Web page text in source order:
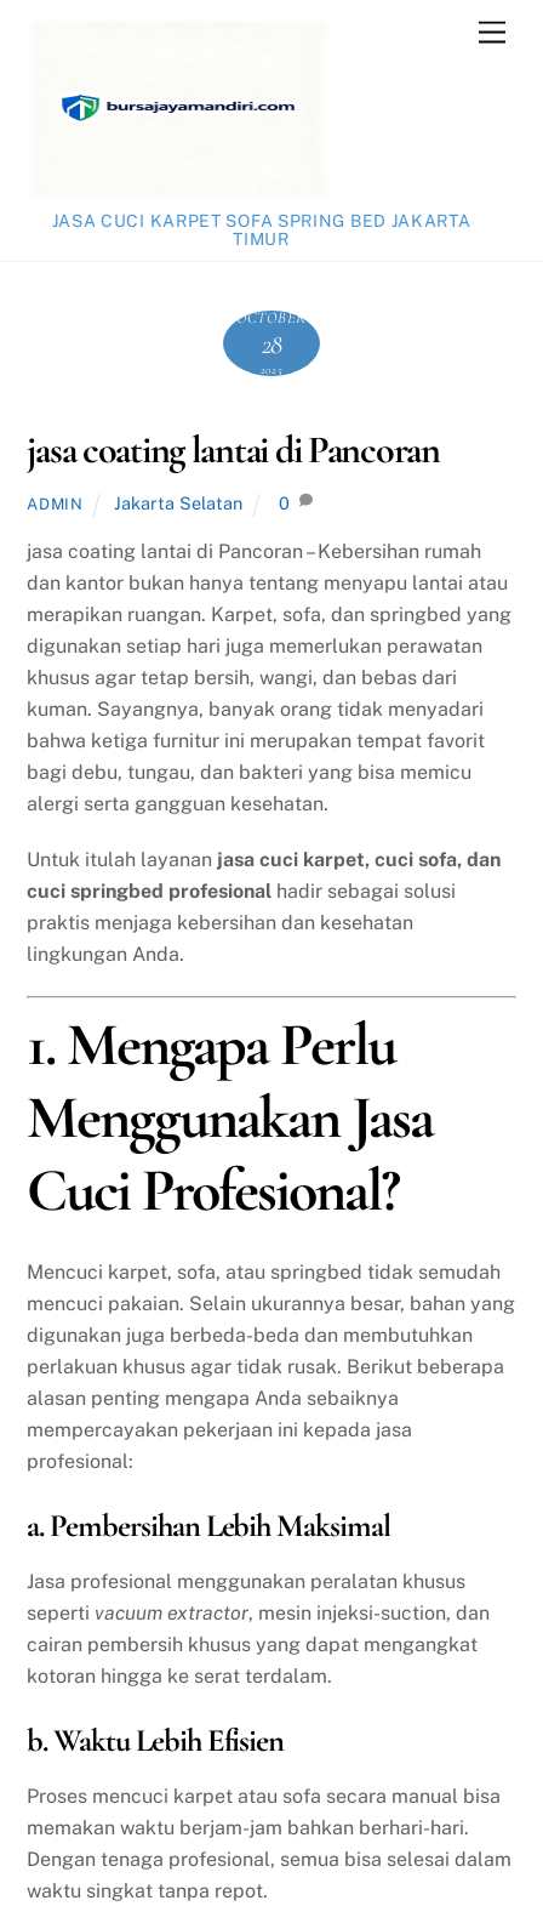
JASA CUCI KARPET SOFA SPRING BED JAKARTA
TIMUR
OCTOBER
28
2025
jasa coating lantai di Pancoran
ADMIN Jakarta Selatan 0
jasa coating lantai di Pancoran – Kebersihan rumah
dan kantor bukan hanya tentang menyapu lantai atau
merapikan ruangan. Karpet, sofa, dan springbed yang
digunakan setiap hari juga memerlukan perawatan
khusus agar tetap bersih, wangi, dan bebas dari
kuman. Sayangnya, banyak orang tidak menyadari
bahwa ketiga furnitur ini merupakan tempat favorit
bagi debu, tungau, dan bakteri yang bisa memicu
alergi serta gangguan kesehatan.
Untuk itulah layanan jasa cuci karpet, cuci sofa, dan
cuci springbed profesional hadir sebagai solusi
praktis menjaga kebersihan dan kesehatan
lingkungan Anda.
1. Mengapa Perlu
Menggunakan Jasa
Cuci Profesional?
Mencuci karpet, sofa, atau springbed tidak semudah
mencuci pakaian. Selain ukurannya besar, bahan yang
digunakan juga berbeda-beda dan membutuhkan
perlakuan khusus agar tidak rusak. Berikut beberapa
alasan penting mengapa Anda sebaiknya
mempercayakan pekerjaan ini kepada jasa
profesional:
a. Pembersihan Lebih Maksimal
Jasa profesional menggunakan peralatan khusus
seperti vacuum extractor, mesin injeksi-suction, dan
cairan pembersih khusus yang dapat mengangkat
kotoran hingga ke serat terdalam.
b. Waktu Lebih Efisien
Proses mencuci karpet atau sofa secara manual bisa
memakan waktu berjam-jam bahkan berhari-hari.
Dengan tenaga profesional, semua bisa selesai dalam
waktu singkat tanpa repot.